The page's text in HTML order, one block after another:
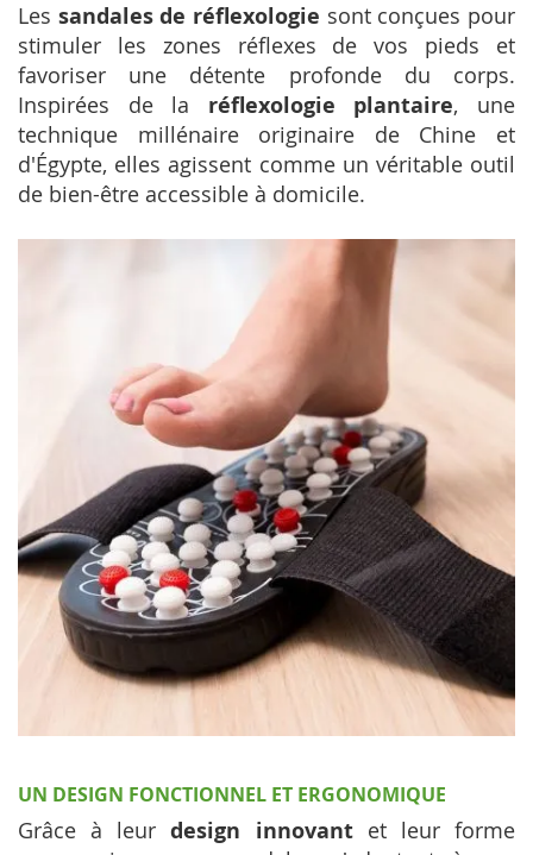
Les sandales de réflexologie sont conçues pour
stimuler les zones réflexes de vos pieds et
favoriser une détente profonde du corps.
Inspirées de la réflexologie plantaire, une
technique millénaire originaire de Chine et
d'Égypte, elles agissent comme un véritable outil
de bien-être accessible à domicile.
UN DESIGN FONCTIONNEL ET ERGONOMIQUE
Grâce à leurdesign innovantet leur forme